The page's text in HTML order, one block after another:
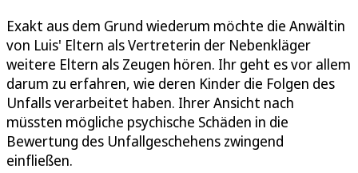
Exakt aus dem Grund wiederum möchte die Anwältin
von Luis' Eltern als Vertreterin der Nebenkläger
weitere Eltern als Zeugen hören. Ihr geht es vor allem
darum zu erfahren, wie deren Kinder die Folgen des
Unfalls verarbeitet haben. Ihrer Ansicht nach
müssten mögliche psychische Schäden in die
Bewertung des Unfallgeschehens zwingend
einfließen.